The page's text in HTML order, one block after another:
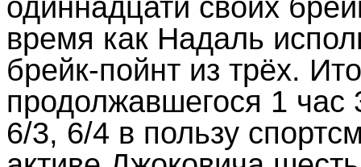
время как Надаль
брейк-пойнт из трёх.
продолжавшегося 1 час
6/3, 6/4 в пользу